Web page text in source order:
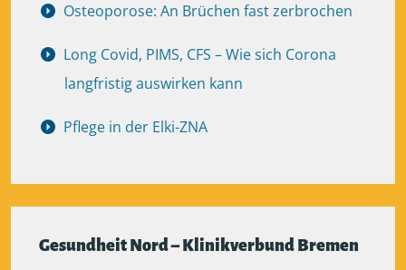
Osteoporose: An Brüchen fast zerbrochen
Long Covid, PIMS, CFS – Wie sich Corona
langfristig auswirken kann
Pflege in der Elki-ZNA
Gesundheit Nord – Klinikverbund Bremen